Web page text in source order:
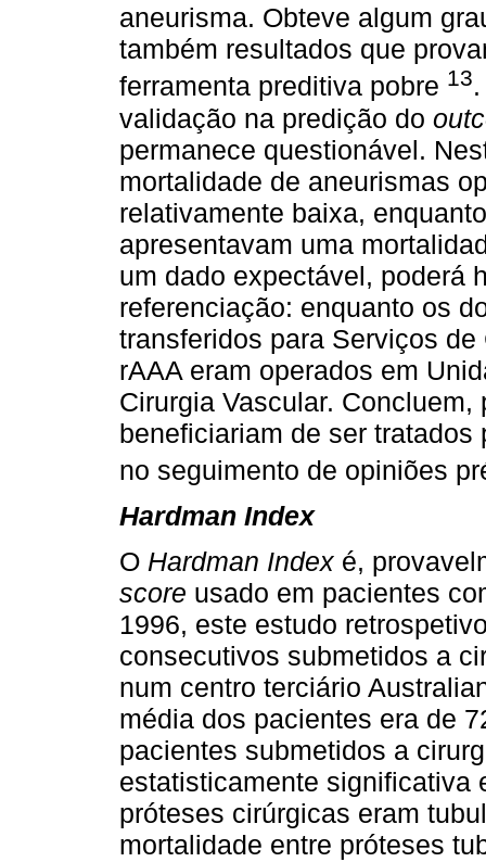
aneurisma. Obteve algum
também resultados que
ferramenta preditiva pobre 13
validação na predição do
permanece questionável.
mortalidade de aneurismas
relativamente baixa,
apresentavam uma
um dado expectável, poderá
referenciação: enquanto os
transferidos para Serviços
rAAA eram operados em
Cirurgia Vascular.
beneficiariam de ser
no seguimento de opiniões
Hardman Index
O Hardman Index é,
score usado em pacientes
1996, este estudo
consecutivos submetidos a
num centro terciário
média dos pacientes era de
pacientes submetidos a
estatisticamente significativa
próteses cirúrgicas eram
mortalidade entre próteses